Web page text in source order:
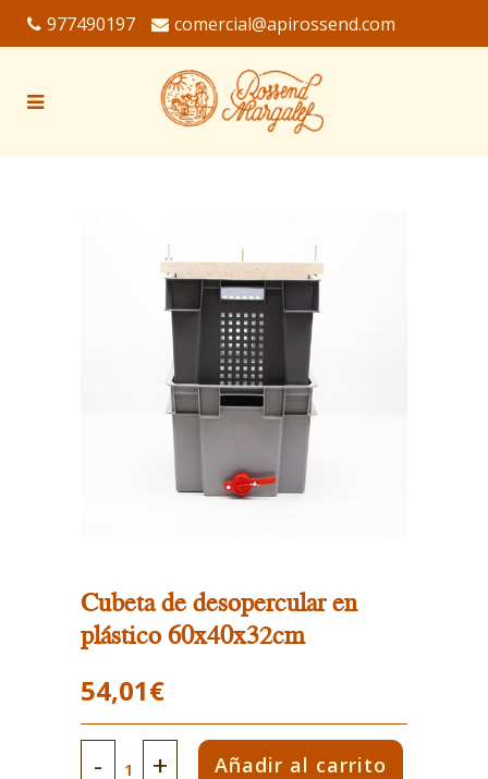
977490197 comercial@apirossend.com
Cubeta de desopercular en
plástico 60x40x32cm
54,01€
Cubeta
Añadir al carrito